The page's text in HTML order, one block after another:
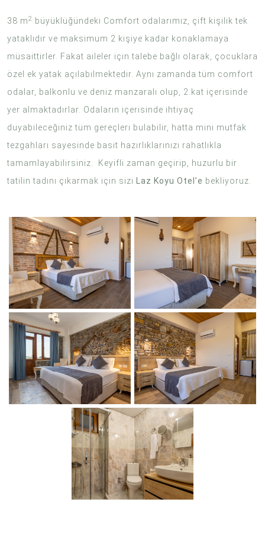
38 m2
büyüklüğündeki Comfort odalarımız, çift kişilik tek
yataklıdır ve maksimum 2 kişiye kadar konaklamaya
müsaittirler. Fakat aileler için talebe bağlı olarak, çocuklara
özel ek yatak açılabilmektedir. Aynı zamanda tüm comfort
odalar, balkonlu ve deniz manzaralı olup, 2.kat içerisinde
yer almaktadırlar. Odaların içerisinde ihtiyaç
duyabileceğiniz tüm gereçleri bulabilir, hatta mini mutfak
tezgahları sayesinde basit hazırlıklarınızı rahatlıkla
tamamlayabilirsiniz. Keyifli zaman geçirip, huzurlu bir
tatilin tadını çıkarmak için sizi
Laz Koyu Otel’e bekliyoruz.